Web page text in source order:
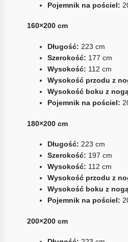
Pojemnik na pościel:
160×200 cm
Długość: 223 cm
Szerokość: 177 cm
Wysokość: 112 cm
Wysokość przodu z
Wysokość boku z
Pojemnik na pościel:
180×200 cm
Długość: 223 cm
Szerokość: 197 cm
Wysokość: 112 cm
Wysokość przodu z
Wysokość boku z
Pojemnik na pościel:
200×200 cm